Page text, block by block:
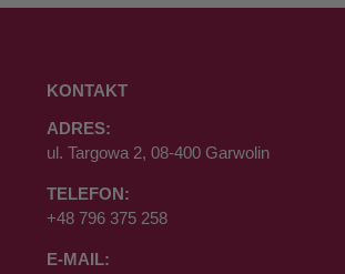
KONTAKT
ADRES:
ul. Targowa 2, 08-400 Garwolin
TELEFON:
+48 796 375 258
E-MAIL: